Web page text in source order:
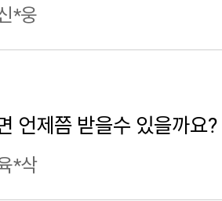
님의 후기
즈입니다. 핏은 적당하
.
*웅
언제쯤 받을수 있을까요?
*삭